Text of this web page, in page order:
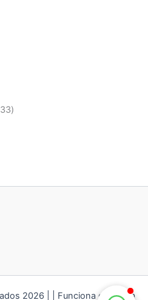
2026 | | Funciona gracias a